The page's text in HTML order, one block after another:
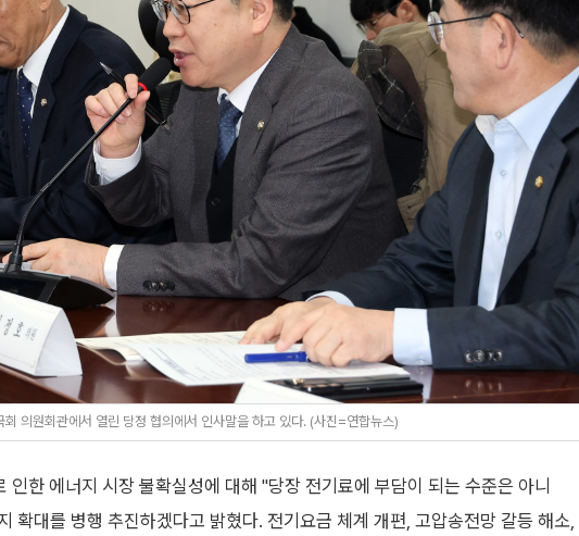
의원회관에서 열린 당정 협의에서 인사말을 하고 있다. (사진=연합뉴스)
인한 에너지 시장 불확실성에 대해 "당장 전기료에 부담이 되는 수준은 아니
확대를 병행 추진하겠다고 밝혔다. 전기요금 체계 개편, 고압송전망 갈등 해소,